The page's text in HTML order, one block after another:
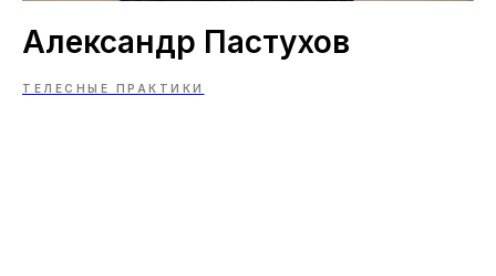
Александр Пастухов
ТЕЛЕСНЫЕ ПРАКТИКИ